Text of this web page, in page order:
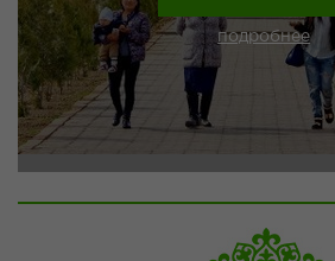
подробнее